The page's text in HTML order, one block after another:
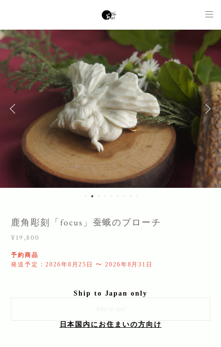
鹿角彫刻「focus」蚕蛾のブローチ
¥19,800
予約商品
発送予定：2026年8月25日 〜 2026年8月31日
Ship to Japan only
日本国内にお住まいの方向け